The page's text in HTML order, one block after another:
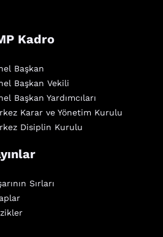
Kadro
Başkan
Başkan Vekili
Başkan Yardımcıları
Karar ve Yönetim Kurulu
Disiplin Kurulu
Sırları